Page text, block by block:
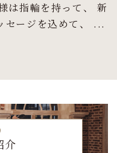
は指輪を持って、 新
セージを込めて、 ...
介